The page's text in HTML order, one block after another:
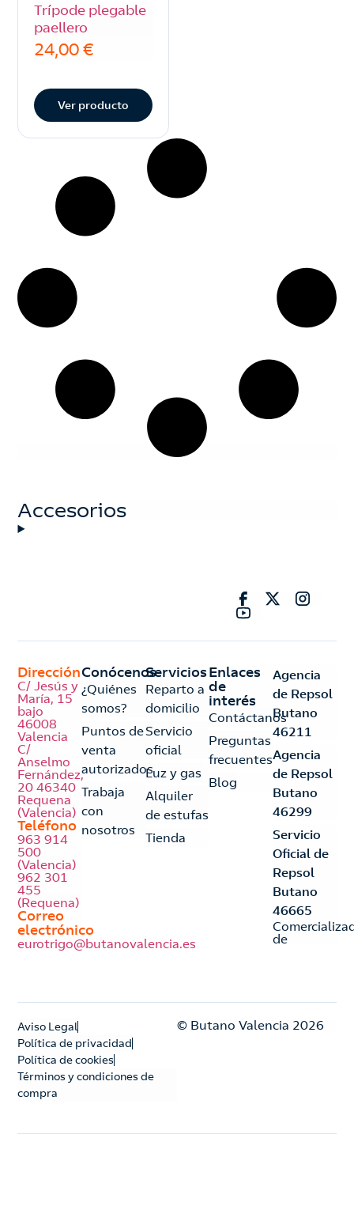
Trípode plegable
paellero
24,00€
Ver producto
Accesorios
Dirección
C/ Jesús y
María, 15
bajo
46008
Valencia
C/
Anselmo
Fernández,
20 46340
Requena
(Valencia)
Teléfono
963 914
500
(Valencia)
962 301
455
(Requena)
Correo
electrónico
eurotrigo@butanovalencia.es
Conócenos
¿Quiénes
somos?
Puntos de
venta
autorizados
Trabaja
con
nosotros
Servicios
Reparto a
domicilio
Servicio
oficial
Luz y gas
Alquiler
de estufas
Tienda
Enlaces
de
interés
Contáctanos
Preguntas
frecuentes
Blog
Agencia
de Repsol
Butano
46211
Agencia
de Repsol
Butano
46299
Servicio
Oficial de
Repsol
Butano
46665
de
Aviso Legal
Política de privacidad
Política de cookies
Términos y condiciones de
compra
© Butano Valencia 2026